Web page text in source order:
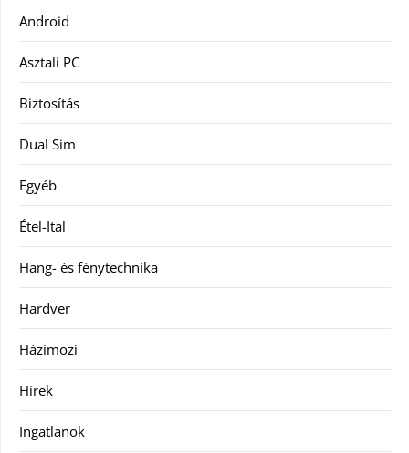
Android
Asztali PC
Biztosítás
Dual Sim
Egyéb
Étel-Ital
Hang- és fénytechnika
Hardver
Házimozi
Hírek
Ingatlanok